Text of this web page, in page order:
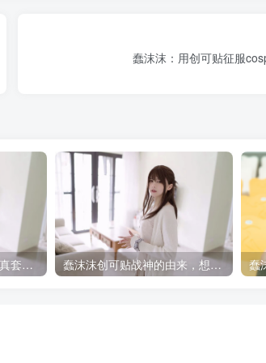
蠢沫沫：用创可贴征服
蠢沫沫osplay美图 cos写真套图合集 蠢沫沫创可贴战神的由来，想和他一起战斗吗 蠢